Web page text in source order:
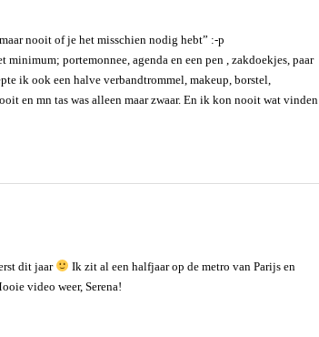
nooit of je het misschien nodig hebt” :-p
portemonnee, agenda en een pen , zakdoekjes, paar
ik ook een halve verbandtrommel, makeup, borstel,
en mn tas was alleen maar zwaar. En ik kon nooit wat vinden
dit jaar
Ik zit al een halfjaar op de metro van Parijs en
video weer, Serena!